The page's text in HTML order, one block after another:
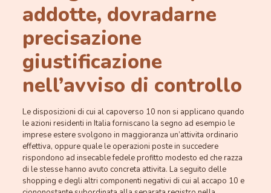
addotte, dovradarne
precisazione
giustificazione
nell’avviso di controllo
Le disposizioni di cui al capoverso 10 non si applicano quando
le azioni residenti in Italia forniscano la segno ad esempio le
imprese estere svolgono in maggioranza un’attivita ordinario
effettiva, oppure quale le operazioni poste in succedere
rispondono ad insecable fedele profitto modesto ed che razza
di le stesse hanno avuto concreta attivita. La seguito delle
shopping e degli altri componenti negativi di cui al accapo 10 e